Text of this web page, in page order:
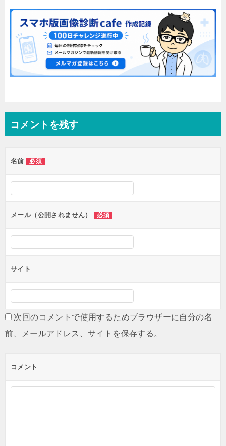
コメントを残す
名前 必須
メール（公開されません） 必須
サイト
次回のコメントで使用するためブラウザーに自分の名
前、メールアドレス、サイトを保存する。
コメント